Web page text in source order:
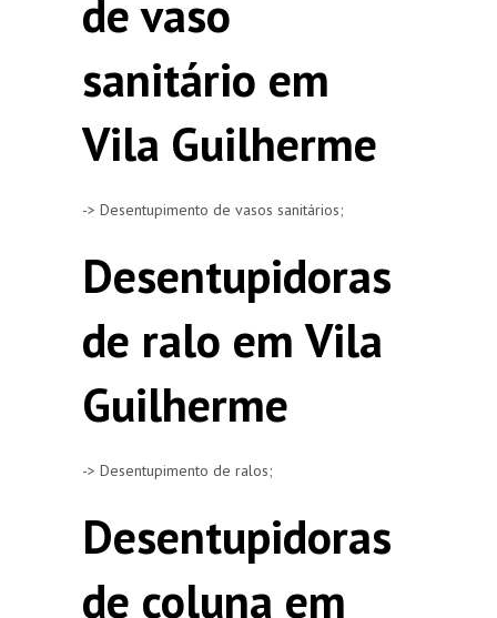
de vaso
sanitário em
Vila Guilherme
-> Desentupimento de vasos sanitários;
Desentupidoras
de ralo em Vila
Guilherme
-> Desentupimento de ralos;
Desentupidoras
de coluna em